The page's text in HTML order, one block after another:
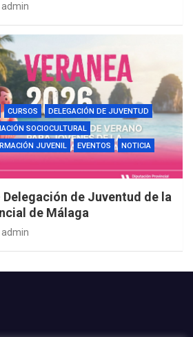
admin
CURSOS
DELEGACIÓN DE JUVENTUD
SOCIOCULTURAL
JUVENIL
EVENTOS
NOTICIA
Delegación de Juventud de la
de Málaga
admin